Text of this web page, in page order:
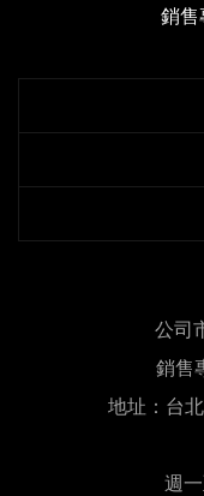
銷售
公司
銷售
地址：台
週